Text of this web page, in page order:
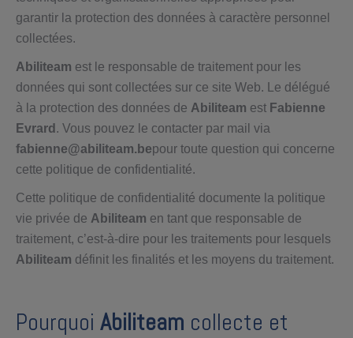
garantir la protection des données à caractère personnel
collectées.
Abiliteam est le responsable de traitement pour les
données qui sont collectées sur ce site Web. Le délégué
à la protection des données de Abiliteam est Fabienne
Evrard . Vous pouvez le contacter par mail via
fabienne@abiliteam.bepour toute question qui concerne
cette politique de confidentialité.
Cette politique de confidentialité documente la politique
vie privée de Abiliteam en tant que responsable de
traitement, c’est-à-dire pour les traitements pour lesquels
Abiliteam définit les finalités et les moyens du traitement.
Pourquoi Abiliteam collecte et